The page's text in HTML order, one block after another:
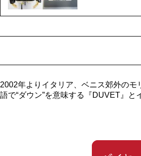
2002年よりイタリア、ベニス郊外の
語で“ダウン”を意味する『DUVET』と